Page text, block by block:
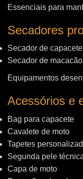
Essenciais para
Secadores
Secador de capacete
Secador de macacão
Equipamentos
Acessórios e
Bag para capacete
Cavalete de moto
Tapetes
Segunda pele
Capa de moto